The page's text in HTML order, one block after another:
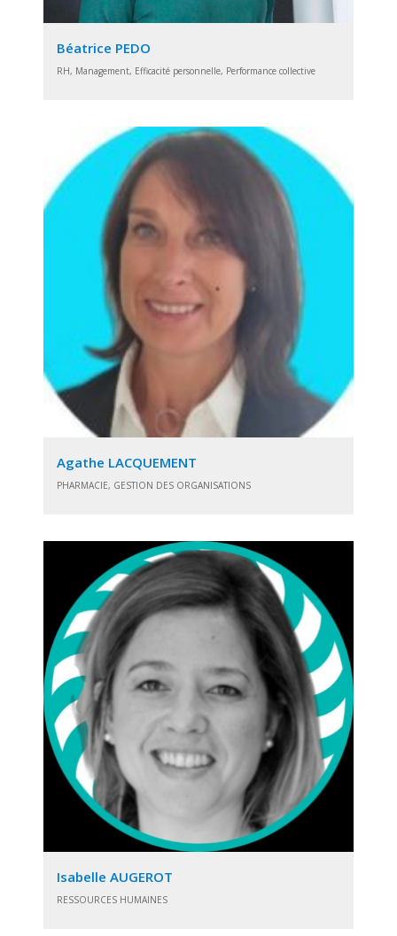
Béatrice PEDO
RH, Management, Efficacité personnelle, Performance collective
Agathe LACQUEMENT
PHARMACIE, GESTION DES ORGANISATIONS
Isabelle AUGEROT
RESSOURCES HUMAINES